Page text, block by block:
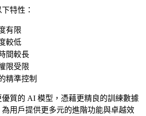
特性：
有限
較低
間較長
限受限
精準控制
質的 AI 模型，憑藉更精良的訓練數據
用戶提供更多元的進階功能與卓越效